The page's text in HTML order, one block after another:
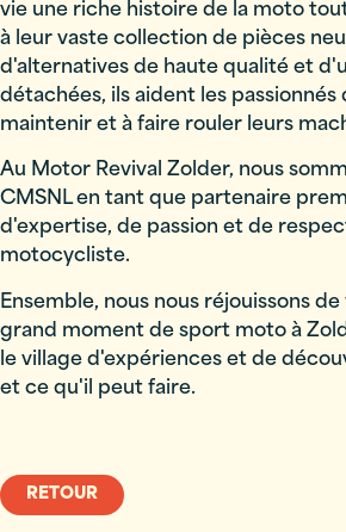
vie une riche histoire de la moto
à leur vaste collection de pièces
d'alternatives de haute qualité et
détachées, ils aident les
maintenir et à faire rouler leurs
Au Motor Revival Zolder, nous
CMSNL en tant que partenaire
d'expertise, de passion et de
motocycliste.
Ensemble, nous nous réjouissons
grand moment de sport moto à
le village d'expériences et de
et ce qu'il peut faire.
RETOUR